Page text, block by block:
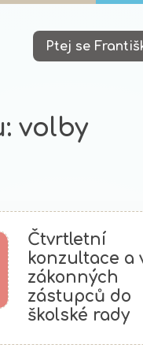
Ptej se
volby
Čtvrtletní
konzultace a
zákonných
zástupců do
školské rady